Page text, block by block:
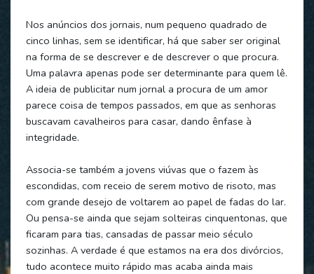
Nos anúncios dos jornais, num pequeno quadrado de
cinco linhas, sem se identificar, há que saber ser original
na forma de se descrever e de descrever o que procura.
Uma palavra apenas pode ser determinante para quem lê.
A ideia de publicitar num jornal a procura de um amor
parece coisa de tempos passados, em que as senhoras
buscavam cavalheiros para casar, dando ênfase à
integridade.
Associa-se também a jovens viúvas que o fazem às
escondidas, com receio de serem motivo de risoto, mas
com grande desejo de voltarem ao papel de fadas do lar.
Ou pensa-se ainda que sejam solteiras cinquentonas, que
ficaram para tias, cansadas de passar meio século
sozinhas. A verdade é que estamos na era dos divórcios,
tudo acontece muito rápido mas acaba ainda mais